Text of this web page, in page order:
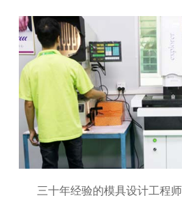
三十年经验的模具设计工程